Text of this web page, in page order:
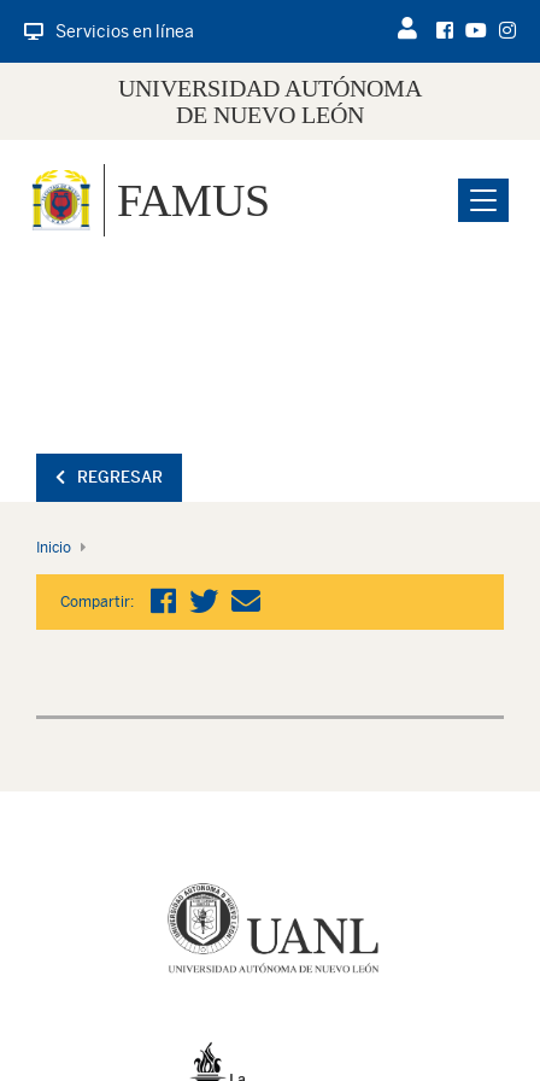
Servicios en línea
UNIVERSIDAD AUTÓNOMA
DE NUEVO LEÓN
Menu
FAMUS
REGRESAR
Inicio
Compartir: